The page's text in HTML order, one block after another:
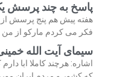
پاسخ به چند پرسش
هفته پیش هم پنج پرسش از
فکر می کردم مارکو از من
سیمای آیت الله
اشاره: هرچند کاملا ابا